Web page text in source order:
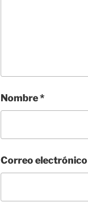
Nombre*
Correo electrónico